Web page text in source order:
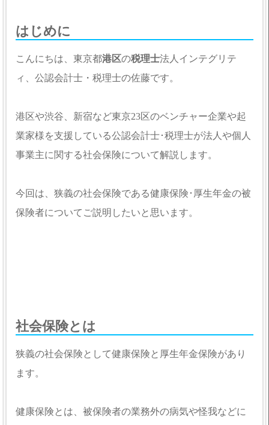
はじめに
こんにちは、東京都港区の税理士法人インテグリテ
ィ、公認会計士・税理士の佐藤です。
港区や渋谷、新宿など東京23区のベンチャー企業や起
業家様を支援している公認会計士･税理士が法人や個人
事業主に関する社会保険について解説します。
今回は、狭義の社会保険である健康保険･厚生年金の被
保険者についてご説明したいと思います。
社会保険とは
狭義の社会保険として健康保険と厚生年金保険があり
ます。
健康保険とは、被保険者の業務外の病気や怪我などに